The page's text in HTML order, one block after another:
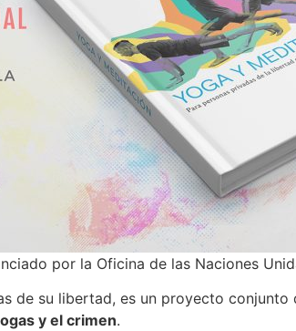
por la Oficina de las Naciones
de su libertad, es un proyecto conjunto
y el crimen.